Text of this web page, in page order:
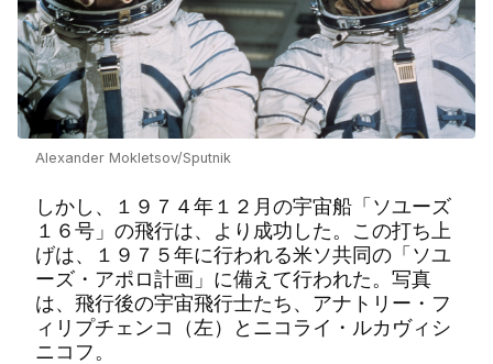
Alexander Mokletsov/Sputnik
しかし、１９７４年１２月の宇宙船「ソユーズ
１６号」の飛行は、より成功した。この打ち上
げは、１９７５年に行われる米ソ共同の「ソユ
ーズ・アポロ計画」に備えて行われた。写真
は、飛行後の宇宙飛行士たち、アナトリー・フ
ィリプチェンコ（左）とニコライ・ルカヴィシ
ニコフ。